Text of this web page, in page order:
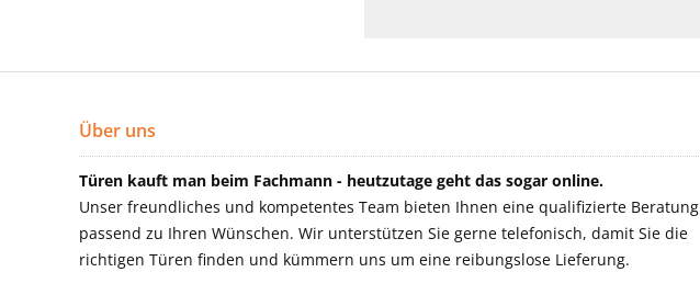
Über uns
Türen kauft man beim Fachmann - heutzutage geht das sogar online.
Unser freundliches und kompetentes Team bieten Ihnen eine qualifizierte Beratung
passend zu Ihren Wünschen. Wir unterstützen Sie gerne telefonisch, damit Sie die
richtigen Türen finden und kümmern uns um eine reibungslose Lieferung.